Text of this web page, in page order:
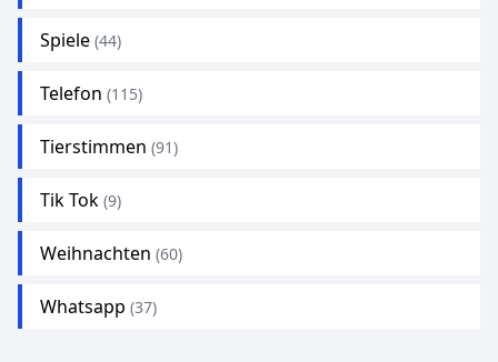
Spiele (44)
Telefon (115)
Tierstimmen (91)
Tik Tok (9)
Weihnachten (60)
Whatsapp (37)